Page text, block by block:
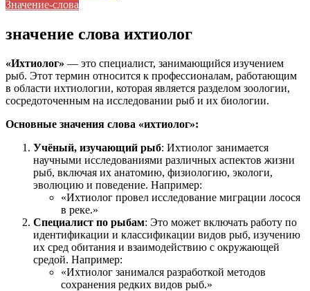
Значение-слова
значение слова ихтиолог
«Ихтиолог» — это специалист, занимающийся изучением
рыб. Этот термин относится к профессионалам, работающим
в области ихтиологии, которая является разделом зоологии,
сосредоточенным на исследовании рыб и их биологии.
Основные значения слова «ихтиолог»:
Учёный, изучающий рыб: Ихтиолог занимается
научными исследованиями различных аспектов жизни
рыб, включая их анатомию, физиологию, экологи,
эволюцию и поведение. Например:
«Ихтиолог провел исследование миграции лосося
в реке.»
Специалист по рыбам: Это может включать работу по
идентификации и классификации видов рыб, изучению
их сред обитания и взаимодействию с окружающей
средой. Например:
«Ихтиолог занимался разработкой методов
сохранения редких видов рыб.»